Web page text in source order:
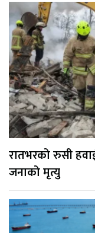
रातभरको रुसी
जनाको मृत्यु